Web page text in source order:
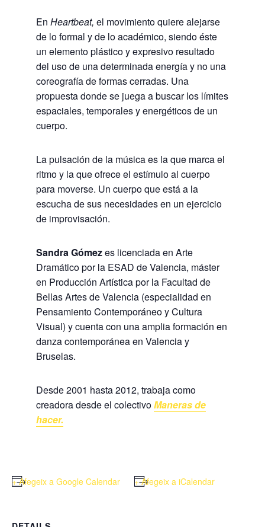
En Heartbeat, el movimiento quiere alejarse
de lo formal y de lo académico, siendo éste
un elemento plástico y expresivo resultado
del uso de una determinada energía y no una
coreografía de formas cerradas. Una
propuesta donde se juega a buscar los límites
espaciales, temporales y energéticos de un
cuerpo.
La pulsación de la música es la que marca el
ritmo y la que ofrece el estímulo al cuerpo
para moverse. Un cuerpo que está a la
escucha de sus necesidades en un ejercicio
de improvisación.
Sandra Gómezes licenciada en Arte
Dramático por la ESAD de Valencia, máster
en Producción Artística por la Facultad de
Bellas Artes de Valencia (especialidad en
Pensamiento Contemporáneo y Cultura
Visual) y cuenta con una amplia formación en
danza contemporánea en Valencia y
Bruselas.
Desde 2001 hasta 2012, trabaja como
creadora desde el colectivoManeras de
hacer.
+ Afegeix a Google Calendar + Afegeix a iCalendar